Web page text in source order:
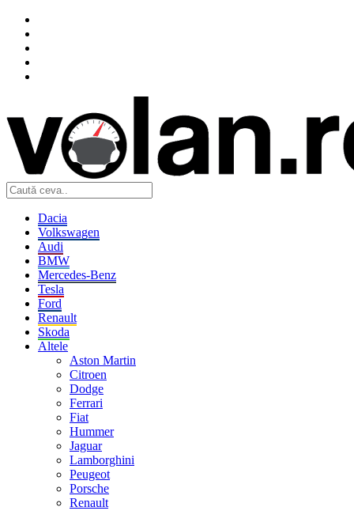
Dacia
Volkswagen
Audi
BMW
Mercedes-Benz
Tesla
Ford
Renault
Skoda
Altele
Aston Martin
Citroen
Dodge
Ferrari
Fiat
Hummer
Jaguar
Lamborghini
Peugeot
Porsche
Renault